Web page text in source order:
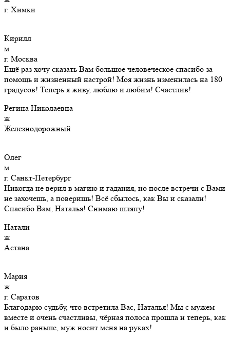
г. Химки
Кирилл
м
г. Москва
Ещё раз хочу сказать Вам большое человеческое спасибо за
помощь и жизненный настрой! Моя жизнь изменилась на 180
градусов! Теперь я живу, люблю и любим! Счастлив!
Регина Николаевна
ж
Железнодорожный
Олег
м
г. Санкт-Петербург
Никогда не верил в магию и гадания, но после встречи с Вами
не захочешь, а поверишь! Всё сбылось, как Вы и сказали!
Спасибо Вам, Наталья! Снимаю шляпу!
Натали
ж
Астана
Мария
ж
г. Саратов
Благодарю судьбу, что встретила Вас, Наталья! Мы с мужем
вместе и очень счастливы, чёрная полоса прошла и теперь, как
и было раньше, муж носит меня на руках!